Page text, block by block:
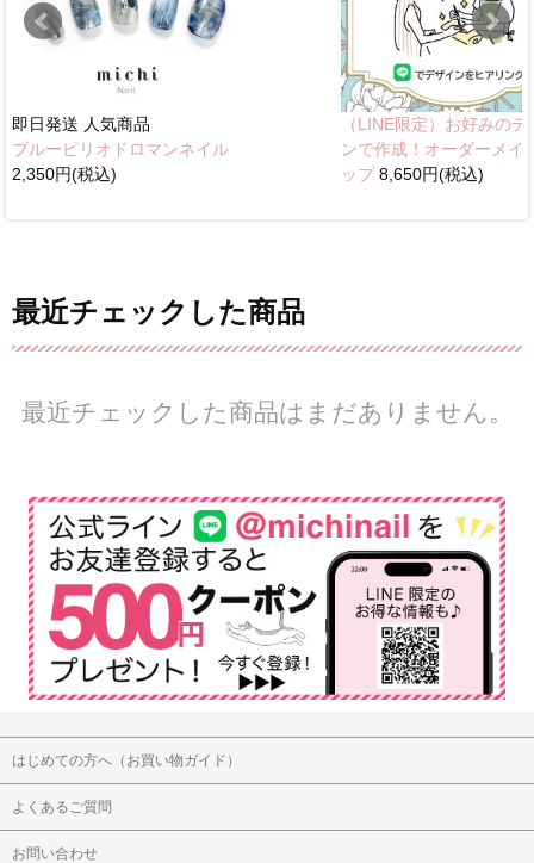
即日発送 人気商品
ブルーピリオドロマンネイル
2,350円(税込)
（LINE限定）お好みのデ
ンで作成！オーダーメイ
ップ8,650円(税込)
最近チェックした商品
最近チェックした商品はまだありません。
はじめての方へ（お買い物ガイド）
よくあるご質問
お問い合わせ